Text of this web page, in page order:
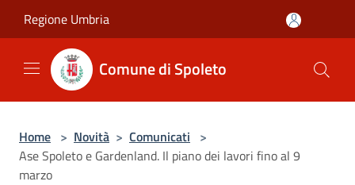
Regione Umbria
Comune di Spoleto
Home > Novità > Comunicati >
Ase Spoleto e Gardenland. Il piano dei lavori fino al 9
marzo